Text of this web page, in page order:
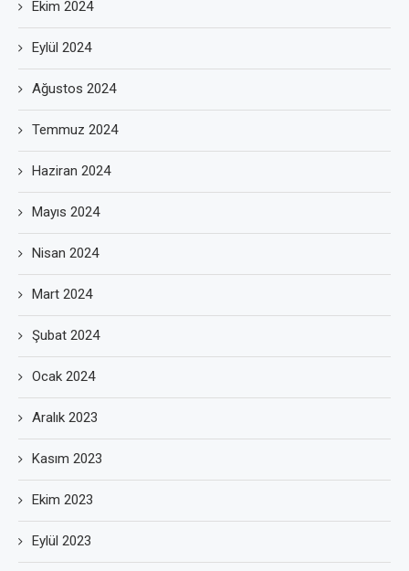
Ekim 2024
Eylül 2024
Ağustos 2024
Temmuz 2024
Haziran 2024
Mayıs 2024
Nisan 2024
Mart 2024
Şubat 2024
Ocak 2024
Aralık 2023
Kasım 2023
Ekim 2023
Eylül 2023